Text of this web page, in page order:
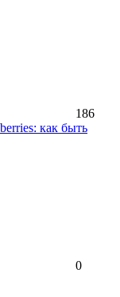
186
как быть
0